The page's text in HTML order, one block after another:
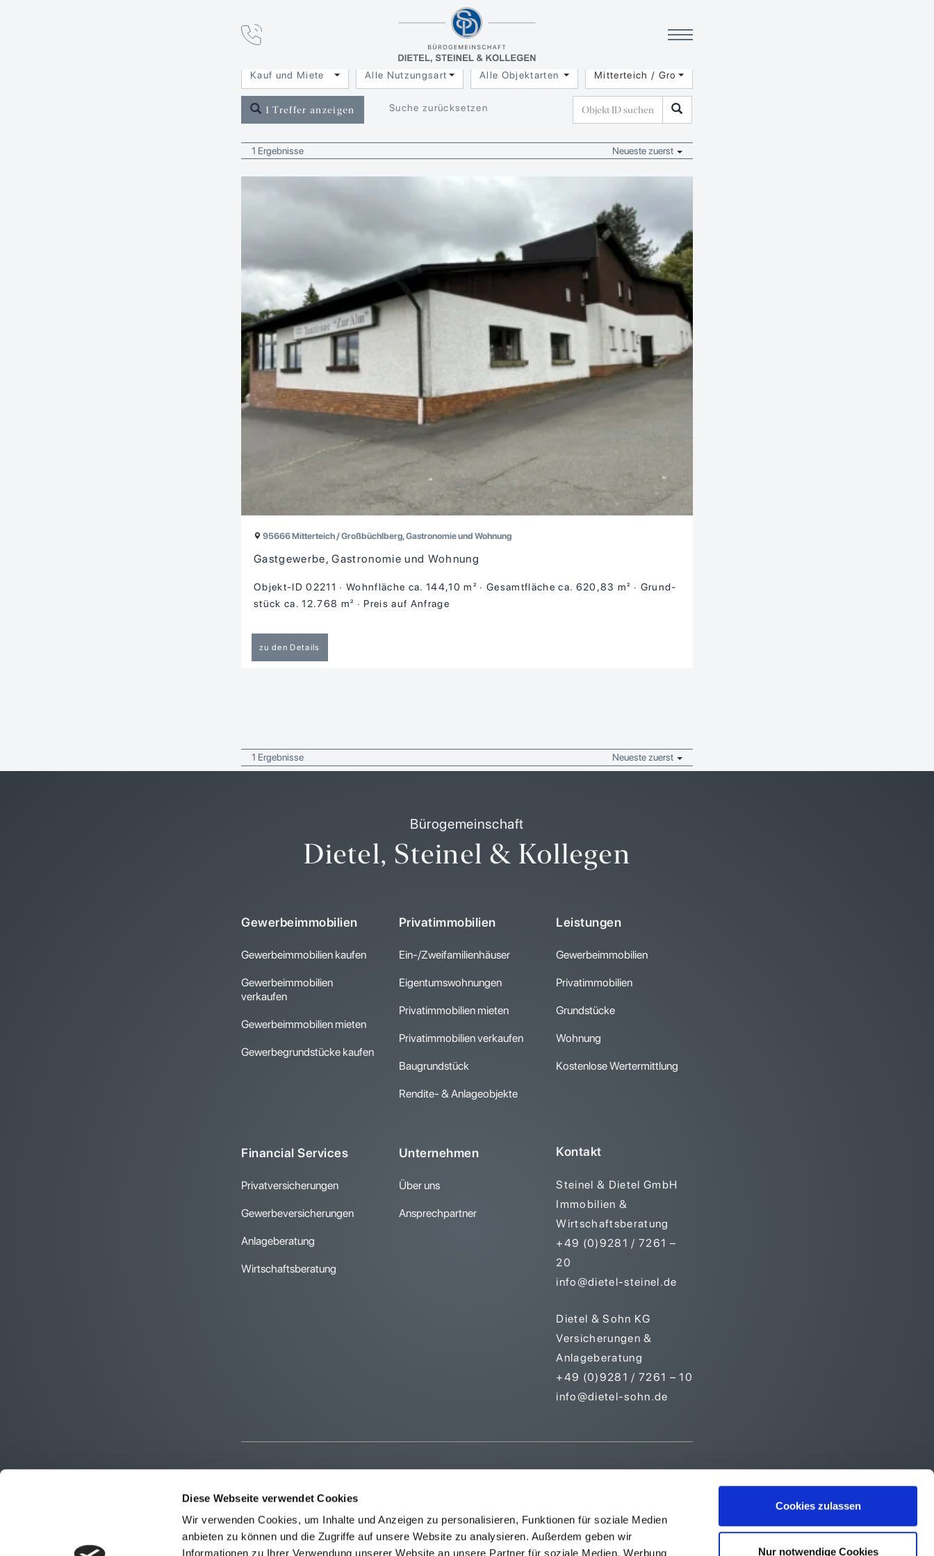
Diese Webseite verwendet Cookies
Wir verwenden Cookies, um Inhalte und Anzeigen zu personalisieren, Funktionen für soziale Medien
anbieten zu können und die Zugriffe auf unsere Website zu analysieren. Außerdem geben wir
Informationen zu Ihrer Verwendung unserer Website an unsere Partner für soziale Medien, Werbung
Cookies zulassen
Nur notwendige Cookies
Immobilien­angebot
in Mitterteich / Großbüchlberg
Kauf und Miete Alle Nutzungsarten Alle Objektarten Mitterteich / Großbüchlberg
1 Treffer anzeigen Suche zurücksetzen
1 Ergebnisse Neueste zuerst
95666 Mitterteich / Großbüchlberg, Gastronomie und Wohnung
Gastgewerbe, Gastronomie und Wohnung
Objekt-ID 02211 Wohnfläche ca. 144,10 m² Gesamtfläche ca. 620,83 m²
Grund­
stück ca. 12.768 m²
Preis auf Anfrage
zu den Details
1 Ergebnisse Neueste zuerst
Bürogemeinschaft
Dietel, Steinel & Kollegen
Gewerbeimmobilien
Gewerbeimmobilien kaufen
Gewerbeimmobilien
verkaufen
Gewerbeimmobilien mieten
Gewerbegrundstücke kaufen
Privatimmobilien
Ein-/Zweifamilienhäuser
Eigentumswohnungen
Privatimmobilien mieten
Privatimmobilien verkaufen
Baugrundstück
Rendite- & Anlageobjekte
Leistungen
Gewerbeimmobilien
Privatimmobilien
Grundstücke
Wohnung
Kostenlose Wertermittlung
Financial Services
Privatversicherungen
Gewerbeversicherungen
Anlageberatung
Wirtschaftsberatung
Unternehmen
Über uns
Ansprechpartner
Kontakt
Steinel & Dietel GmbH
Immobilien &
Wirtschaftsberatung
+49 (0)9281 / 7261 –
20
info@dietel-steinel.de
Dietel & Sohn KG
Versicherungen &
Anlageberatung
+49 (0)9281 / 7261 – 10
info@dietel-sohn.de